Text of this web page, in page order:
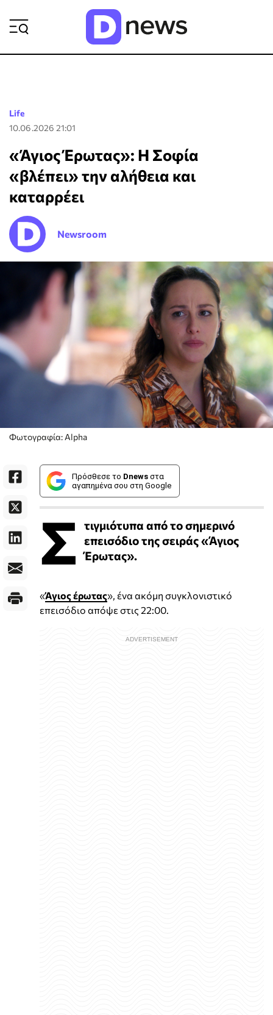
Life
10.06.2026 21:01
«Άγιος Έρωτας»: Η Σοφία
«βλέπει» την αλήθεια και
καταρρέει
Newsroom
Φωτογραφία: Alpha
Πρόσθεσε το Dnews στα
αγαπημένα σου στη Google
Σ τιγμιότυπα από το σημερινό
επεισόδιο της σειράς «Άγιος
Έρωτας».
«Άγιος έρωτας», ένα ακόμη συγκλονιστικό
επεισόδιο απόψε στις 22:00.